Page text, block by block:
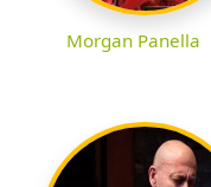
Morgan Panella